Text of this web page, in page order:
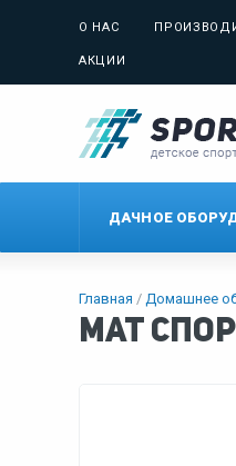
О НАС
АКЦИИ
ДАЧНОЕ
Главная Домашнее
Мат